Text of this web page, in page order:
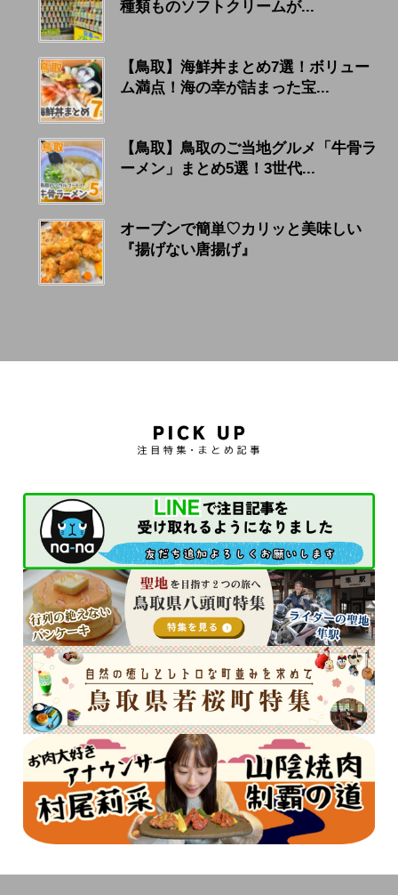
種類ものソフトクリームが...
【鳥取】海鮮丼まとめ7選！ボリュー
ム満点！海の幸が詰まった宝...
【鳥取】鳥取のご当地グルメ「牛骨ラ
ーメン」まとめ5選！3世代...
オーブンで簡単♡カリッと美味しい
『揚げない唐揚げ』